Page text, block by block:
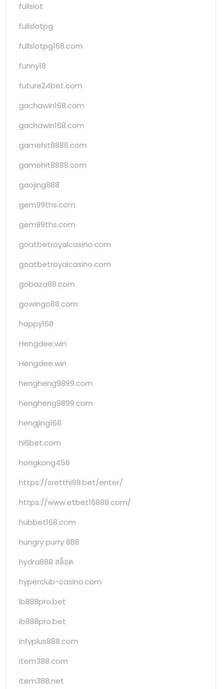
fullslot
fullslotpg
fullslotpg168.com
funny18
future24bet.com
gachawin168.com
gachawin168.com
gamehit8888.com
gamehit8888.com
gaojing888
gem99ths.com
gem99ths.com
goatbetroyalcasino.com
goatbetroyalcasino.com
gobaza88.com
gowingo88.com
happy168
Hengdee.win
Hengdee.win
hengheng9899.com
hengheng9899.com
hengjing168
hi6bet.com
hongkong456
https://sretthi99.bet/enter/
https://www.etbet16888.com/
hubbet168.com
hungry purry 888
hydra888 สล็อต
hyperclub-casino.com
ib888pro.bet
ib888pro.bet
infyplus888.com
item388.com
item388.net